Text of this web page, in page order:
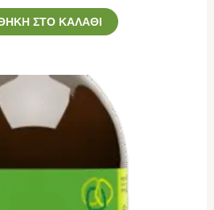
ΣΤΟ ΚΑΛΆΘΙ